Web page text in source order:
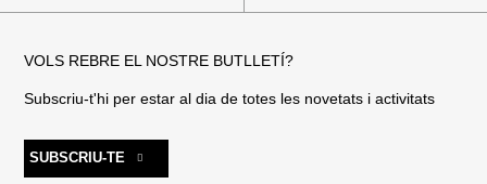
VOLS REBRE EL NOSTRE BUTLLETÍ?
Subscriu-t'hi per estar al dia de totes les novetats i activitats
SUBSCRIU-TE